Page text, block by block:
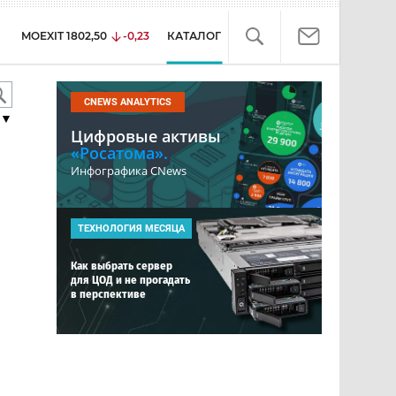
MOEXIT 1802,50 -0,23 КАТАЛОГ
CNEWS ANALYTICS
Цифровые активы
«Росатома».
Инфографика CNews
ТЕХНОЛОГИЯ МЕСЯЦА
Как выбрать сервер
для ЦОД и не прогадать
в перспективе